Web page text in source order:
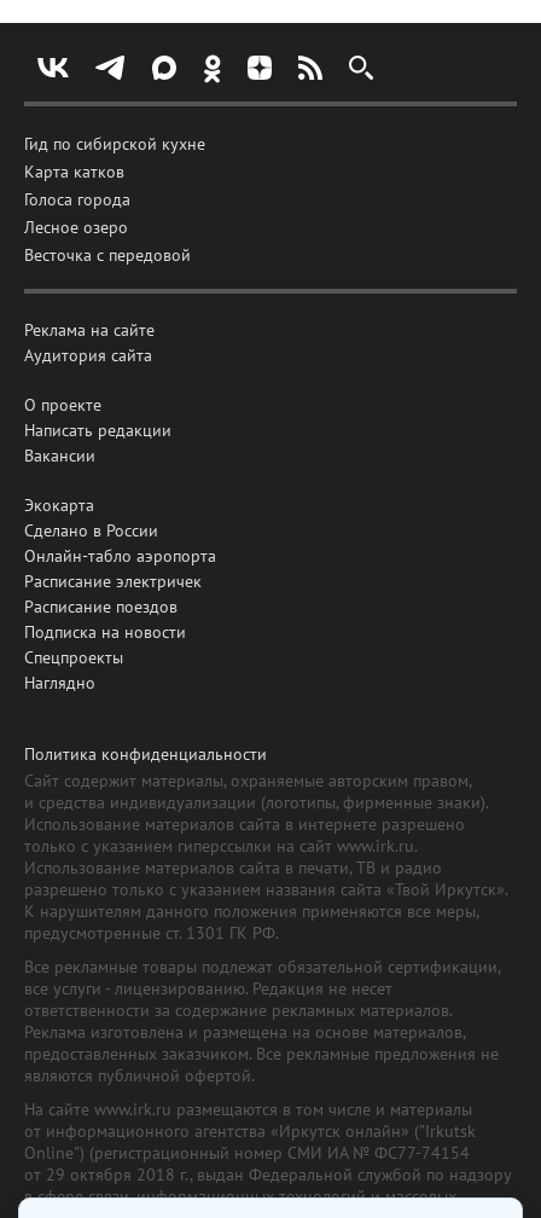
Гид по сибирской кухне
Карта катков
Голоса города
Лесное озеро
Весточка с передовой
Реклама на сайте
Аудитория сайта
О проекте
Написать редакции
Вакансии
Экокарта
Сделано в России
Онлайн-табло аэропорта
Расписание электричек
Расписание поездов
Подписка на новости
Спецпроекты
Наглядно
Политика конфиденциальности
Сайт содержит материалы, охраняемые авторским правом,
и средства индивидуализации (логотипы, фирменные знаки).
Использование материалов сайта в интернете разрешено
только с указанием гиперссылки на сайт www.irk.ru.
Использование материалов сайта в печати, ТВ и радио
разрешено только с указанием названия сайта «Твой Иркутск».
К нарушителям данного положения применяются все меры,
предусмотренные ст. 1301 ГК РФ.
Все рекламные товары подлежат обязательной сертификации,
все услуги - лицензированию. Редакция не несет
ответственности за содержание рекламных материалов.
Реклама изготовлена и размещена на основе материалов,
предоставленных заказчиком. Все рекламные предложения не
являются публичной офертой.
На сайте www.irk.ru размещаются в том числе и материалы
от информационного агентства «Иркутск онлайн» ("Irkutsk
Online") (регистрационный номер СМИ ИА № ФС77-74154
от 29 октября 2018 г., выдан Федеральной службой по надзору
в сфере связи, информационных технологий и массовых